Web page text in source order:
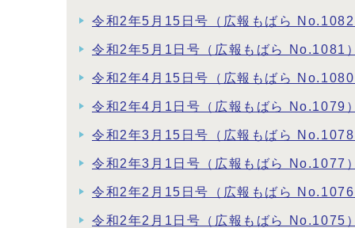
令和2年5月15日号（広報もばら No.1082
令和2年5月1日号（広報もばら No.1081）
令和2年4月15日号（広報もばら No.1080
令和2年4月1日号（広報もばら No.1079）
令和2年3月15日号（広報もばら No.1078
令和2年3月1日号（広報もばら No.1077）
令和2年2月15日号（広報もばら No.1076
令和2年2月1日号（広報もばら No.1075）